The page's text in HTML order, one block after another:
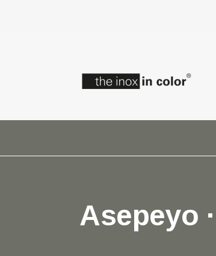
Asepeyo